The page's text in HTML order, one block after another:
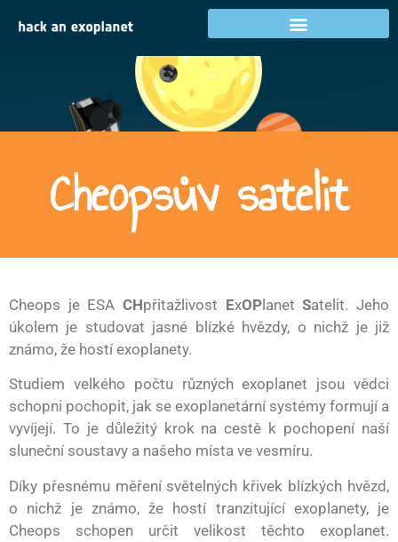
Cheopsův satelit
Cheops je ESA CHpřitažlivost ExOPlanetSatelit. Jeho
úkolem je studovat jasné blízké hvězdy, o nichž je již
známo, že hostí exoplanety.
Studiem velkého počtu různých exoplanet jsou vědci
schopni pochopit, jak se exoplanetární systémy formují a
vyvíjejí. To je důležitý krok na cestě k pochopení naší
sluneční soustavy a našeho místa ve vesmíru.
Díky přesnému měření světelných křivek blízkých hvězd,
o nichž je známo, že hostí tranzitující exoplanety, je
Cheops schopen určit velikost těchto exoplanet.